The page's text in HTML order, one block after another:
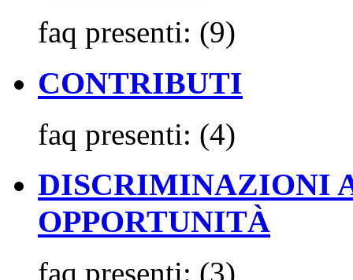
faq presenti: (9)
CONTRIBUTI
faq presenti: (4)
DISCRIMINAZIONI
OPPORTUNITÀ
faq presenti: (3)